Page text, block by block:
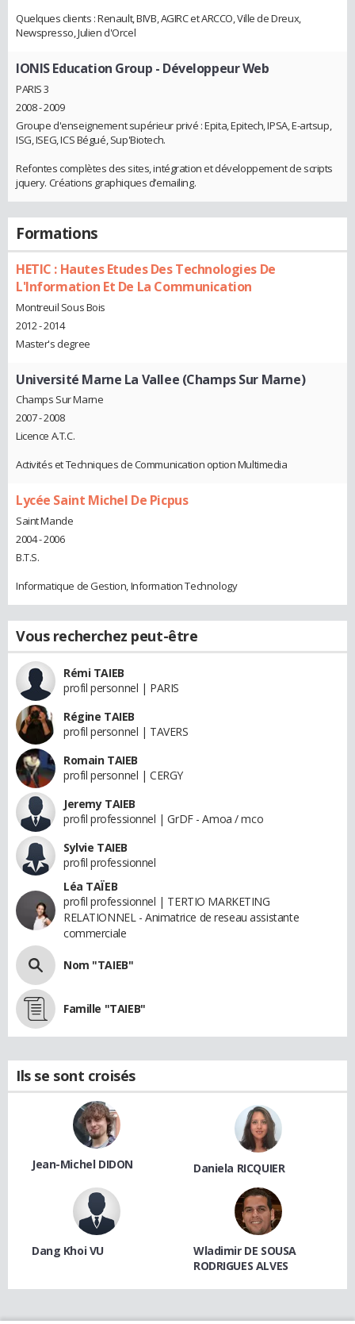
Quelques clients : Renault, BIVB, AGIRC et ARCCO, Ville de Dreux,
Newspresso, Julien d'Orcel
IONIS Education Group - Développeur Web
PARIS 3
2008 - 2009
Groupe d'enseignement supérieur privé : Epita, Epitech, IPSA, E-artsup,
ISG, ISEG, ICS Bégué, Sup'Biotech.
Refontes complètes des sites, intégration et développement de scripts
jquery. Créations graphiques d’emailing.
Formations
HETIC : Hautes Etudes Des Technologies De
L'Information Et De La Communication
Montreuil Sous Bois
2012 - 2014
Master's degree
Université Marne La Vallee (Champs Sur Marne)
Champs Sur Marne
2007 - 2008
Licence A.T.C.
Activités et Techniques de Communication option Multimedia
Lycée Saint Michel De Picpus
Saint Mande
2004 - 2006
B.T.S.
Informatique de Gestion, Information Technology
Vous recherchez peut-être
Rémi TAIEB
profil personnel | PARIS
Régine TAIEB
profil personnel | TAVERS
Romain TAIEB
profil personnel | CERGY
Jeremy TAIEB
profil professionnel | GrDF - Amoa / mco
Sylvie TAIEB
profil professionnel
Léa TAÏEB
profil professionnel | TERTIO MARKETING
RELATIONNEL - Animatrice de reseau assistante
commerciale
Nom "TAIEB"
Famille "TAIEB"
Ils se sont croisés
Jean-Michel DIDON Daniela RICQUIER
Dang Khoi VU
Wladimir DE SOUSA
RODRIGUES ALVES